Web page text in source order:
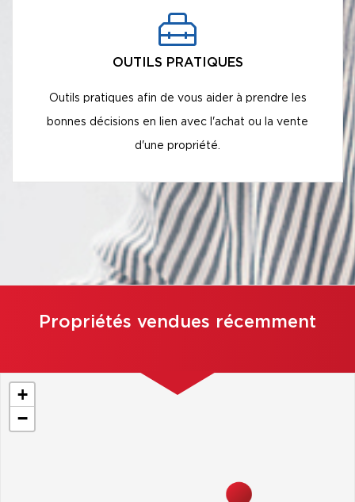
OUTILS PRATIQUES
Outils pratiques afin de vous aider à prendre les
bonnes décisions en lien avec l'achat ou la vente
d'une propriété.
Propriétés vendues récemment
+
−